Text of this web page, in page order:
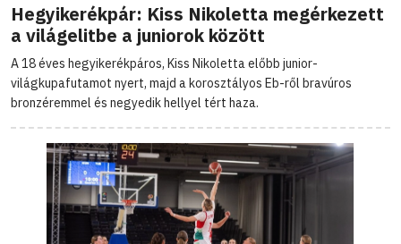
Hegyikerékpár: Kiss Nikoletta megérkezett
a világelitbe a juniorok között
A 18 éves hegyikerékpáros, Kiss Nikoletta előbb junior-
világkupafutamot nyert, majd a korosztályos Eb-ről bravúros
bronzéremmel és negyedik hellyel tért haza.